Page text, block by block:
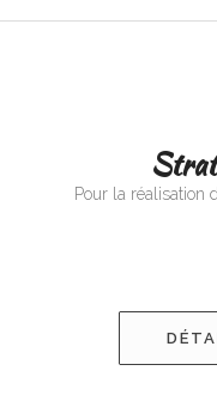
Pour la réalisation